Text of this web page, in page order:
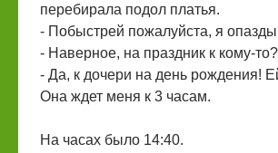
перебирала подол платья.
- Побыстрей пожалуйста, я
- Наверное, на праздник к кому-то?
- Да, к дочери на день рождения!
Она ждет меня к 3 часам.
На часах было 14:40.